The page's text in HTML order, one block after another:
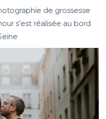
de grossesse
s’est réalisée au bord